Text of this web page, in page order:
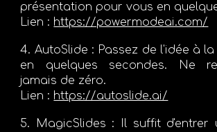
présentation pour vous en
Lien : https://powermodeai.com/
4. AutoSlide : Passez de l'idée à
en quelques secondes. Ne
jamais de zéro.
Lien : https://autoslide.ai/
5. MagicSlides :
Il suffit d'entrer